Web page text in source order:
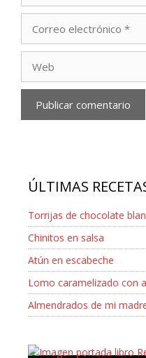
electrónico
ÚLTIMAS
Torrijas de chocolate
Chinitos en salsa
Atún en escabeche
Lomo caramelizado con
Almendrados de mi